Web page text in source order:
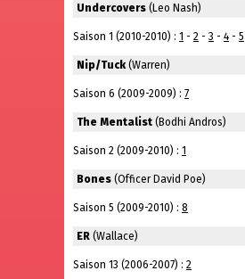
Undercovers (Leo Nash)
Saison 1 (2010-2010) : 1 - 2 - 3 - 4 - 5
Nip/Tuck(Warren)
Saison 6 (2009-2009) : 7
The Mentalist (Bodhi Andros)
Saison 2 (2009-2010) : 1
Bones (Officer David Poe)
Saison 5 (2009-2010) : 8
ER (Wallace)
Saison 13 (2006-2007) : 2